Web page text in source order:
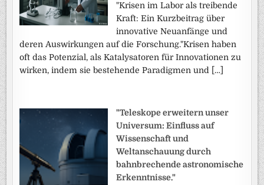
"Krisen im Labor als treibende
Kraft: Ein Kurzbeitrag über
innovative Neuanfänge und
deren Auswirkungen auf die Forschung."Krisen haben
oft das Potenzial, als Katalysatoren für Innovationen zu
wirken, indem sie bestehende Paradigmen und […]
"Teleskope erweitern unser
Universum: Einfluss auf
Wissenschaft und
Weltanschauung durch
bahnbrechende astronomische
Erkenntnisse."